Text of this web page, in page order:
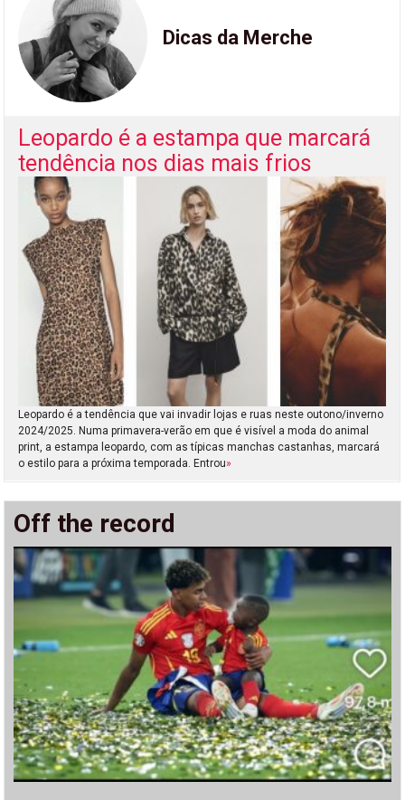
Dicas da Merche
Leopardo é a estampa que marcará
tendência nos dias mais frios
Leopardo é a tendência que vai invadir lojas e ruas neste outono/inverno
2024/2025. Numa primavera-verão em que é visível a moda do animal
print, a estampa leopardo, com as típicas manchas castanhas, marcará
o estilo para a próxima temporada. Entrou»
Off the record